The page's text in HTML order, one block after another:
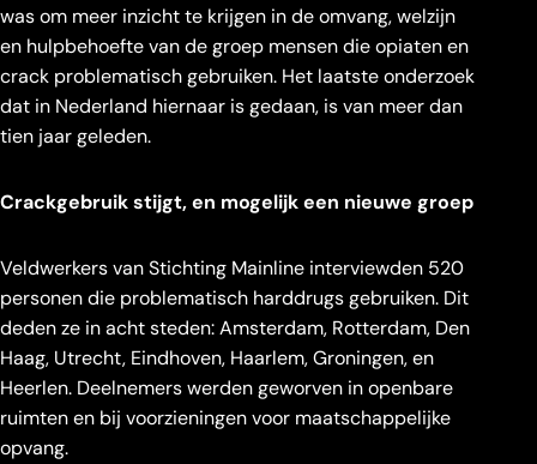
was om meer inzicht te krijgen in de omvang, welzijn
en hulpbehoefte van de groep mensen die opiaten en
crack problematisch gebruiken. Het laatste onderzoek
dat in Nederland hiernaar is gedaan, is van meer dan
tien jaar geleden.
Crackgebruik stijgt, en mogelijk een nieuwe groep
Veldwerkers van Stichting Mainline interviewden 520
personen die problematisch harddrugs gebruiken. Dit
deden ze in acht steden: Amsterdam, Rotterdam, Den
Haag, Utrecht, Eindhoven, Haarlem, Groningen, en
Heerlen. Deelnemers werden geworven in openbare
ruimten en bij voorzieningen voor maatschappelijke
opvang.